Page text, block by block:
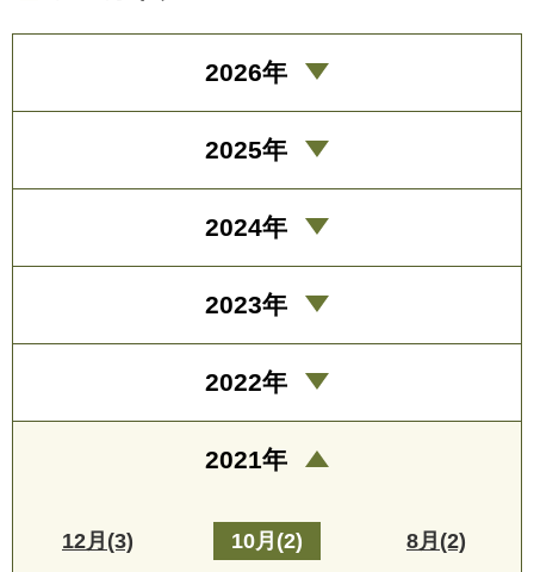
2026年
2025年
2024年
2023年
2022年
2021年
12月(3) 10月(2) 8月(2)